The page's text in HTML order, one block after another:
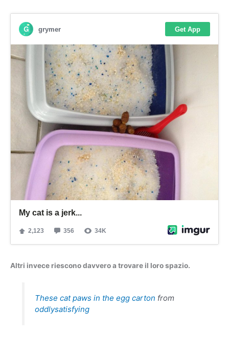
Altri invece riescono davvero a trovare il loro spazio.
These cat paws in the egg carton from
oddlysatisfying